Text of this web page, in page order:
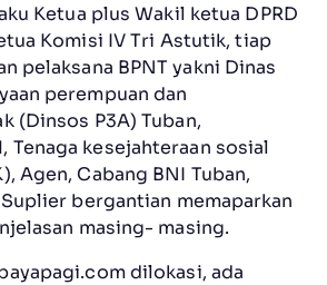
Ketua plus Wakil ketua DPRD
Komisi IV Tri Astutik, tiap
pelaksana BPNT yakni Dinas
perempuan dan
(Dinsos P3A) Tuban,
Tenaga kesejahteraan sosial
Agen, Cabang BNI Tuban,
bergantian memaparkan
masing- masing.
dilokasi, ada